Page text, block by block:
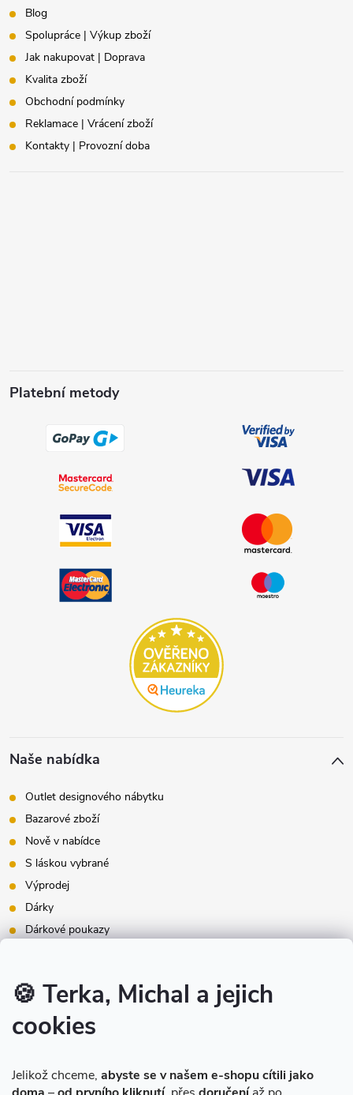
🍪 Terka, Michal a jejich
cookies
Jelikož chceme, abyste se v našem e-shopu cítili jako
Blog
Spolupráce | Výkup zboží
Jak nakupovat | Doprava
Kvalita zboží
Obchodní podmínky
Reklamace | Vrácení zboží
Kontakty | Provozní doba
Platební metody
Naše nabídka
Outlet designového nábytku
Bazarové zboží
Nově v nabídce
S láskou vybrané
Výprodej
Dárky
Dárkové poukazy
Instagram